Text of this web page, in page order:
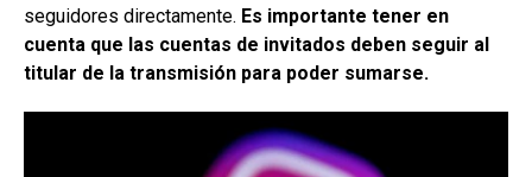
seguidores directamente. Es importante tener en
cuenta que las cuentas de invitados deben seguir al
titular de la transmisión para poder sumarse.